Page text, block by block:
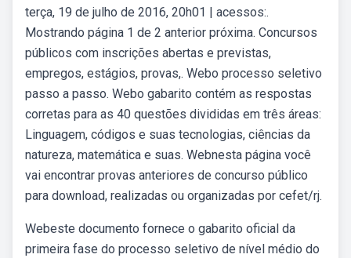
terça, 19 de julho de 2016, 20h01 | acessos:.
Mostrando página 1 de 2 anterior próxima. Concursos
públicos com inscrições abertas e previstas,
empregos, estágios, provas,. Webo processo seletivo
passo a passo. Webo gabarito contém as respostas
corretas para as 40 questões divididas em três áreas:
Linguagem, códigos e suas tecnologias, ciências da
natureza, matemática e suas. Webnesta página você
vai encontrar provas anteriores de concurso público
para download, realizadas ou organizadas por cefet/rj.
Webeste documento fornece o gabarito oficial da
primeira fase do processo seletivo de nível médio do